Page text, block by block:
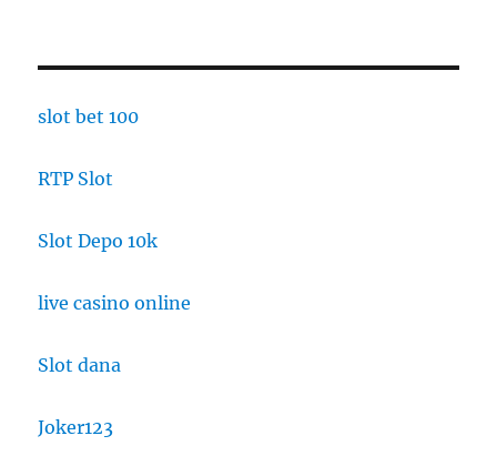
slot bet 100
RTP Slot
Slot Depo 10k
live casino online
Slot dana
Joker123